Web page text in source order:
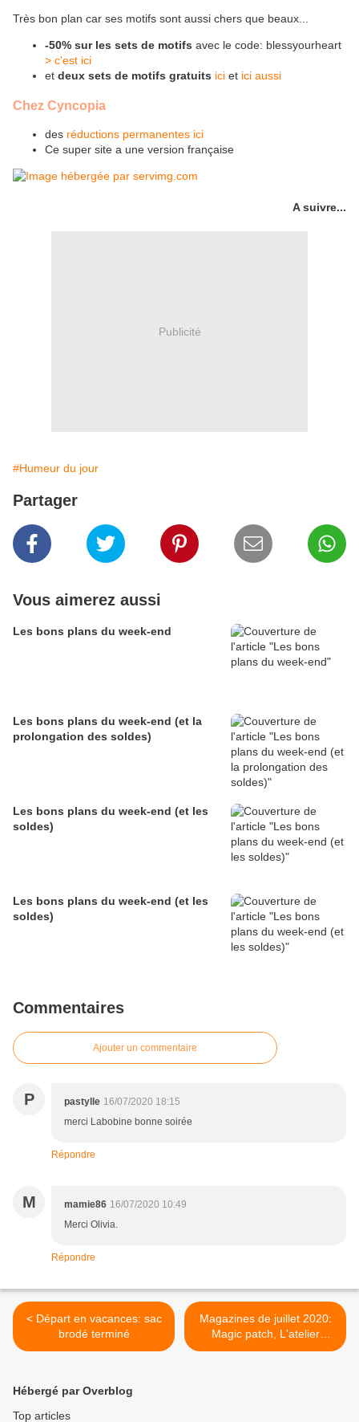
Très bon plan car ses motifs sont aussi chers que beaux...
-50% sur les sets de motifs avec le code: blessyourheart
> c'est ici
et deux sets de motifs gratuits ici et ici aussi
Chez Cyncopia
des réductions permanentes ici
Ce super site a une version française
A suivre...
Publicité
#Humeur du jour
Partager
Vous aimerez aussi
Les bons plans du week-end
Les bons plans du week-end (et la
prolongation des soldes)
Les bons plans du week-end (et les
soldes)
Les bons plans du week-end (et les
soldes)
Commentaires
Ajouter un commentaire
P pastylle 16/07/2020 18:15
merci Labobine bonne soirée
Répondre
M mamie86 16/07/2020 10:49
Merci Olivia.
Répondre
< Départ en vacances: sac
brodé terminé
Magazines de juillet 2020:
Magic patch, L'atelier
patchwork >
Hébergé par Overblog
Top articles